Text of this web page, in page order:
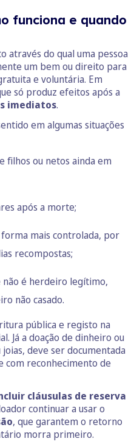
funciona e quando
através do qual uma pessoa
um bem ou direito para
e voluntária. Em
só produz efeitos após a
imediatos.
em algumas situações
filhos ou netos ainda em
após a morte;
forma mais controlada, por
recompostas;
não é herdeiro legítimo,
não casado.
pública e registo na
Já a doação de dinheiro ou
deve ser documentada
reconhecimento de
cláusulas de reserva
continuar a usar o
, que garantem o retorno
morra primeiro.